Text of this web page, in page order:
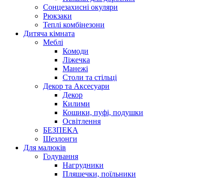
Сонцезахисні окуляри
Рюкзаки
Теплі комбінезони
Дитяча кімната
Меблі
Комоди
Ліжечка
Манежі
Столи та стільці
Декор та Аксесуари
Декор
Килими
Кошики, пуфі, подушки
Освітлення
БЕЗПЕКА
Шезлонги
Для малюків
Годування
Нагрудники
Пляшечки, поїльники